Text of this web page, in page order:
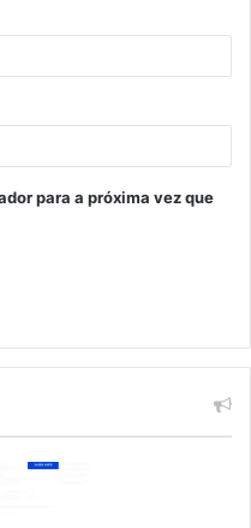
para a próxima vez que